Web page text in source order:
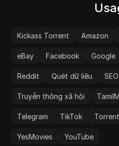
Kickass Torrent Amazon
eBay Facebook Google
Reddit Quét dữ liệu SEO
Truyền thông xã hội
Telegram TikTok
YesMovies YouTube